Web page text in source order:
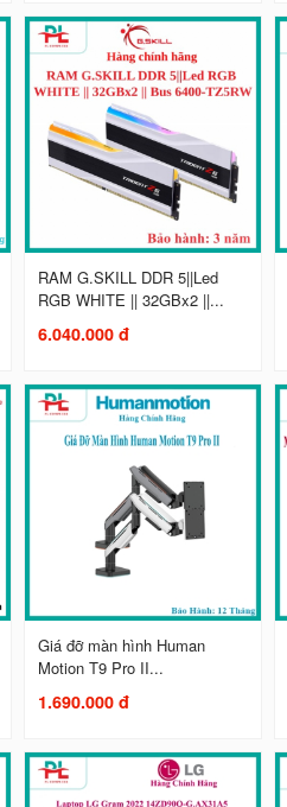
RAM G.SKILL DDR 5||Led
RGB WHITE || 32GBx2 ||...
6.040.000 đ
Giá đỡ màn hình Human
Motion T9 Pro II...
1.690.000 đ